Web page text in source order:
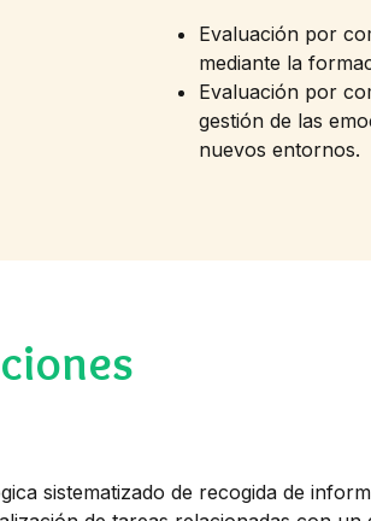
Evaluación por
mediante la
Evaluación por
gestión de las
nuevos entornos.
sistematizado de recogida de